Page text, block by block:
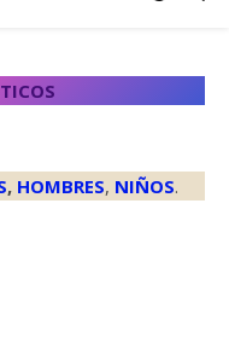
, HOMBRES, NIÑOS.